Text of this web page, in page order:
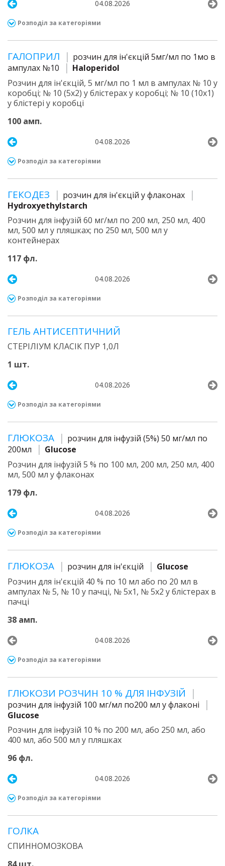
04.08.2026
Розподіл за категоріями
ГАЛОПРИЛ
розчин для ін'єкцій 5мг/мл по 1мо в
ампулах №10
Haloperidol
Розчин для ін'єкцій, 5 мг/мл по 1 мл в ампулах № 10 у
коробці; № 10 (5х2) у блістерах у коробці; № 10 (10х1)
у блістері у коробці
100 амп.
04.08.2026
Розподіл за категоріями
ГЕКОДЕЗ
розчин для ін'єкцій у флаконах
Hydroxyethylstarch
Розчин для інфузій 60 мг/мл по 200 мл, 250 мл, 400
мл, 500 мл у пляшках; по 250 мл, 500 мл у
контейнерах
117 фл.
04.08.2026
Розподіл за категоріями
ГЕЛЬ АНТИСЕПТИЧНИЙ
СТЕРІЛІУМ КЛАСІК ПУР 1,0Л
1 шт.
04.08.2026
Розподіл за категоріями
ГЛЮКОЗА
розчин для інфузій (5%) 50 мг/мл по
200мл
Glucose
Розчин для інфузій 5 % по 100 мл, 200 мл, 250 мл, 400
мл, 500 мл у флаконах
179 фл.
04.08.2026
Розподіл за категоріями
ГЛЮКОЗА розчин для ін'єкцій
Glucose
Розчин для ін'єкцій 40 % по 10 мл або по 20 мл в
ампулах № 5, № 10 у пачці, № 5х1, № 5х2 у блістерах в
пачці
38 амп.
04.08.2026
Розподіл за категоріями
ГЛЮКОЗИ РОЗЧИН 10 % ДЛЯ ІНФУЗІЙ
розчин для інфузій 100 мг/мл по200 мл у флаконі
Glucose
Розчин для інфузій 10 % по 200 мл, або 250 мл, або
400 мл, або 500 мл у пляшках
96 фл.
04.08.2026
Розподіл за категоріями
ГОЛКА
СПИННОМОЗКОВА